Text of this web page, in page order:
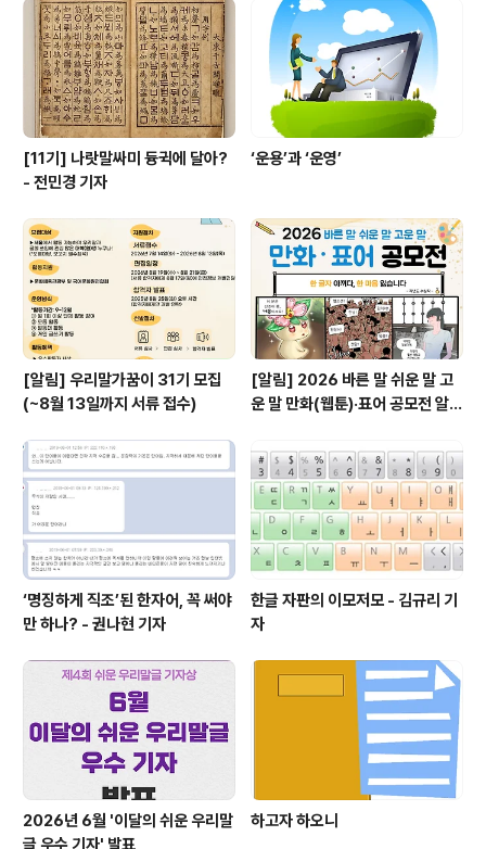
민이 농토를 가짐. ○ 국가는 농지에 관하여 경자유전의 원
칙이 달성될 수 있도록 노력하여야 하며 (제121조 1) →
‘농토는..
[11기] 나랏말싸미 듕귁에 달아?
- 전민경 기자
‘운용’과 ‘운영’
[알림] 우리말가꿈이 31기 모집
(~8월 13일까지 서류 접수)
[알림] 2026 바른 말 쉬운 말 고
운 말 만화(웹툰)·표어 공모전 알림
‘명징하게 직조’된 한자어, 꼭 써야
만 하나? - 권나현 기자
한글 자판의 이모저모 - 김규리 기
자
2026년 6월 '이달의 쉬운 우리말
글 우수 기자' 발표
하고자 하오니